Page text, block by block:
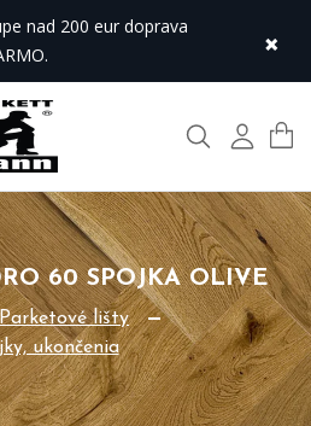
nad 200 eur doprava
×
Hľadať Môj
60 SPOJKA OLIVE
Parketové lišty
ukončenia